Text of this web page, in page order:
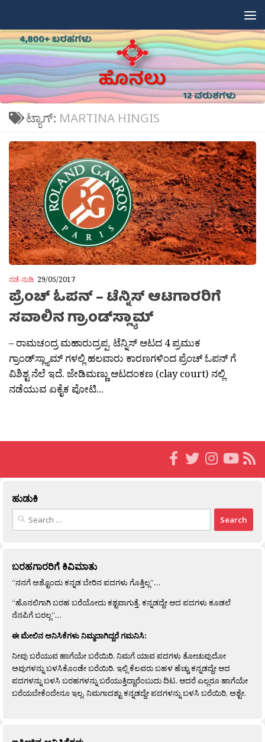
ಟ್ಯಾಗ್: MARTINA HINGIS
ನಡೆ-ನುಡಿ 29/05/2017
ಪ್ರೆಂಚ್ ಓಪನ್ – ಟೆನ್ನಿಸ್ ಆಟಗಾರರಿಗೆ
ಸವಾಲಿನ ಗ್ರಾಂಡ್‌ಸ್ಲ್ಯಾಮ್
– ರಾಮಚಂದ್ರ ಮಹಾರುದ್ರಪ್ಪ. ಟೆನ್ನಿಸ್ ಆಟದ 4 ಪ್ರಮುಕ
ಗ್ರಾಂಡ್‌ಸ್ಲ್ಯಾಮ್ ಗಳಲ್ಲಿ ಹಲವಾರು ಕಾರಣಗಳಿಂದ ಪ್ರೆಂಚ್ ಓಪನ್ ಗೆ
ವಿಶಿಶ್ಟ ನೆಲೆ ಇದೆ. ಜೇಡಿಮಣ್ಣು ಆಟದಂಕಣ (clay court) ನಲ್ಲಿ
ನಡೆಯುವ ಏಕೈಕ ಪೋಟಿ...
ಹುಡುಕಿ
Search
ಬರಹಗಾರರಿಗೆ ಕಿವಿಮಾತು
“ನನಗೆ ಅಶ್ಟೊಂದು ಕನ್ನಡ ಬೇರಿನ ಪದಗಳು ಗೊತ್ತಿಲ್ಲ”…
“ಹೊನಲಿಗಾಗಿ ಬರಹ ಬರೆಯೋದು ಕಶ್ಟವಾಗುತ್ತೆ. ಕನ್ನಡದ್ದೇ ಆದ ಪದಗಳು ಕೂಡಲೆ
ನೆನಪಿಗೆ ಬರಲ್ಲ”…
ಈ ಮೇಲಿನ ಅನಿಸಿಕೆಗಳು ನಿಮ್ಮದಾಗಿದ್ದರೆ ಗಮನಿಸಿ:
ನೀವು ಬರೆಯುವ ಹಾಗೆಯೇ ಬರೆಯಿರಿ. ನಿಮಗೆ ಯಾವ ಪದಗಳು ತೋಚುವುದೋ
ಅವುಗಳನ್ನು ಬಳಸಿಕೊಂಡೇ ಬರೆಯಿರಿ. ಇಲ್ಲಿ ಕೆಲವರು ಬಹಳ ಹೆಚ್ಚು ಕನ್ನಡದ್ದೇ ಆದ
ಪದಗಳನ್ನು ಬಳಸಿ ಬರಹಗಳನ್ನು ಬರೆಯುತ್ತಿದ್ದಾರೆಂಬುದು ದಿಟ. ಆದರೆ ಎಲ್ಲರೂ ಹಾಗೆಯೇ
ಬರೆಯಬೇಕೆಂದೇನೂ ಇಲ್ಲ. ನಿಮಗಾದಶ್ಟು ಕನ್ನಡದ್ದೇ ಪದಗಳನ್ನು ಬಳಸಿ ಬರೆಯಿರಿ, ಅಶ್ಟೇ.